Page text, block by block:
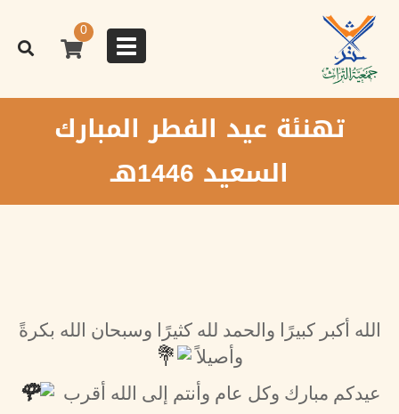
المحتوى
الرئيسي
Toggle
navigation
0
تهنئة عيد الفطر المبارك
السعيد 1446هـ
الله أكبر كبيرًا والحمد لله كثيرًا وسبحان الله بكرةً
وأصيلاً
عيدكم مبارك وكل عام وأنتم إلى الله أقرب